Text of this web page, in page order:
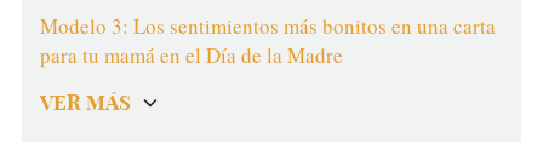
Modelo 3: Los sentimientos más bonitos en una carta
para tu mamá en el Día de la Madre